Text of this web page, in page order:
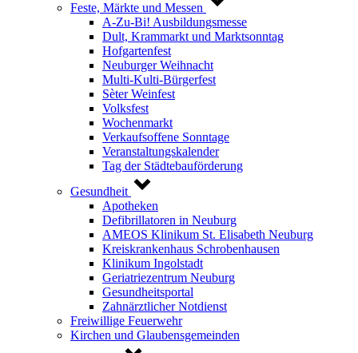
Feste, Märkte und Messen
A-Zu-Bi! Ausbildungsmesse
Dult, Krammarkt und Marktsonntag
Hofgartenfest
Neuburger Weihnacht
Multi-Kulti-Bürgerfest
Sèter Weinfest
Volksfest
Wochenmarkt
Verkaufsoffene Sonntage
Veranstaltungskalender
Tag der Städtebauförderung
Gesundheit
Apotheken
Defibrillatoren in Neuburg
AMEOS Klinikum St. Elisabeth Neuburg
Kreiskrankenhaus Schrobenhausen
Klinikum Ingolstadt
Geriatriezentrum Neuburg
Gesundheitsportal
Zahnärztlicher Notdienst
Freiwillige Feuerwehr
Kirchen und Glaubensgemeinden